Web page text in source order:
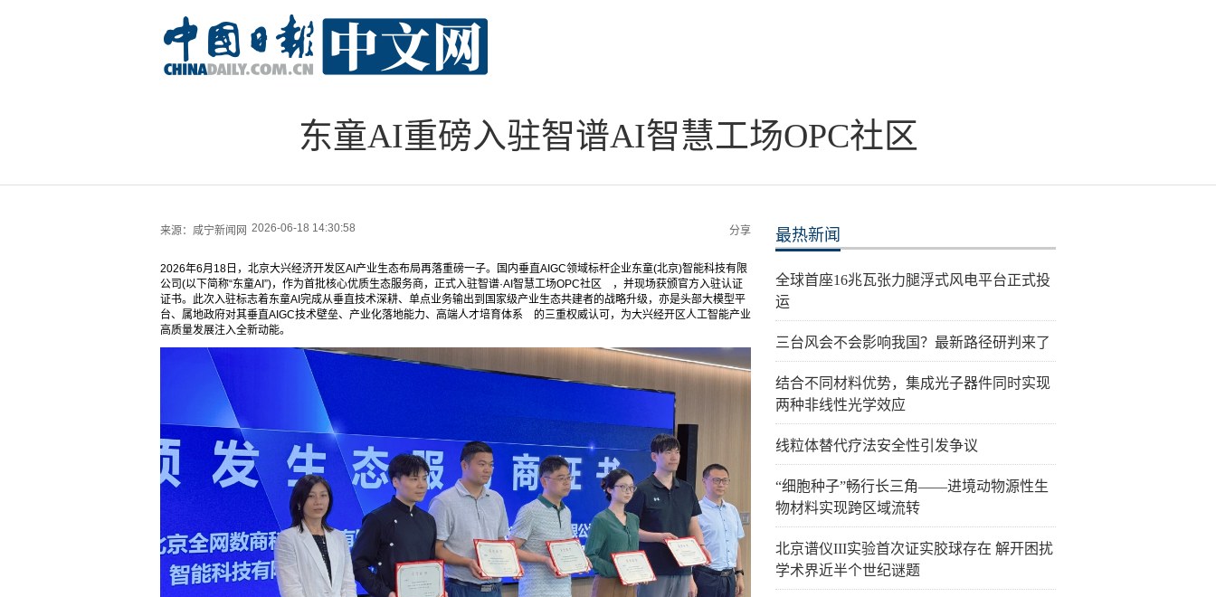
东童AI重磅入驻智谱AI智慧工场OPC社区
来源： 咸宁新闻网 2026-06-18 14:30:58 分享
2026年6月18日，北京大兴经济开发区AI产业生态布局再落重磅一子。国内垂直AIGC领域标杆企业东童(北京)智能科技有限
公司(以下简称“东童AI”)，作为首批核心优质生态服务商，正式入驻智谱·AI智慧工场OPC社区 ，并现场获颁官方入驻认证
证书。此次入驻标志着东童AI完成从垂直技术深耕、单点业务输出到国家级产业生态共建者的战略升级，亦是头部大模型平
台、属地政府对其垂直AIGC技术壁垒、产业化落地能力、高端人才培育体系 的三重权威认可，为大兴经开区人工智能产业
高质量发展注入全新动能。
最热新闻
全球首座16兆瓦张力腿浮式风电平台正式投
运
三台风会不会影响我国？最新路径研判来了
结合不同材料优势，集成光子器件同时实现
两种非线性光学效应
线粒体替代疗法安全性引发争议
“细胞种子”畅行长三角——进境动物源性生
物材料实现跨区域流转
北京谱仪III实验首次证实胶球存在 解开困扰
学术界近半个世纪谜题